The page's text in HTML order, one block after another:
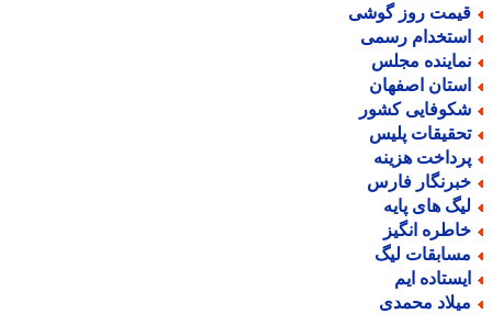
روز گوشی
رسمی
مجلس
اصفهان
کشور
پلیس
هزینه
فارس
های پایه
انگیز
لیگ
ایم
محمدی